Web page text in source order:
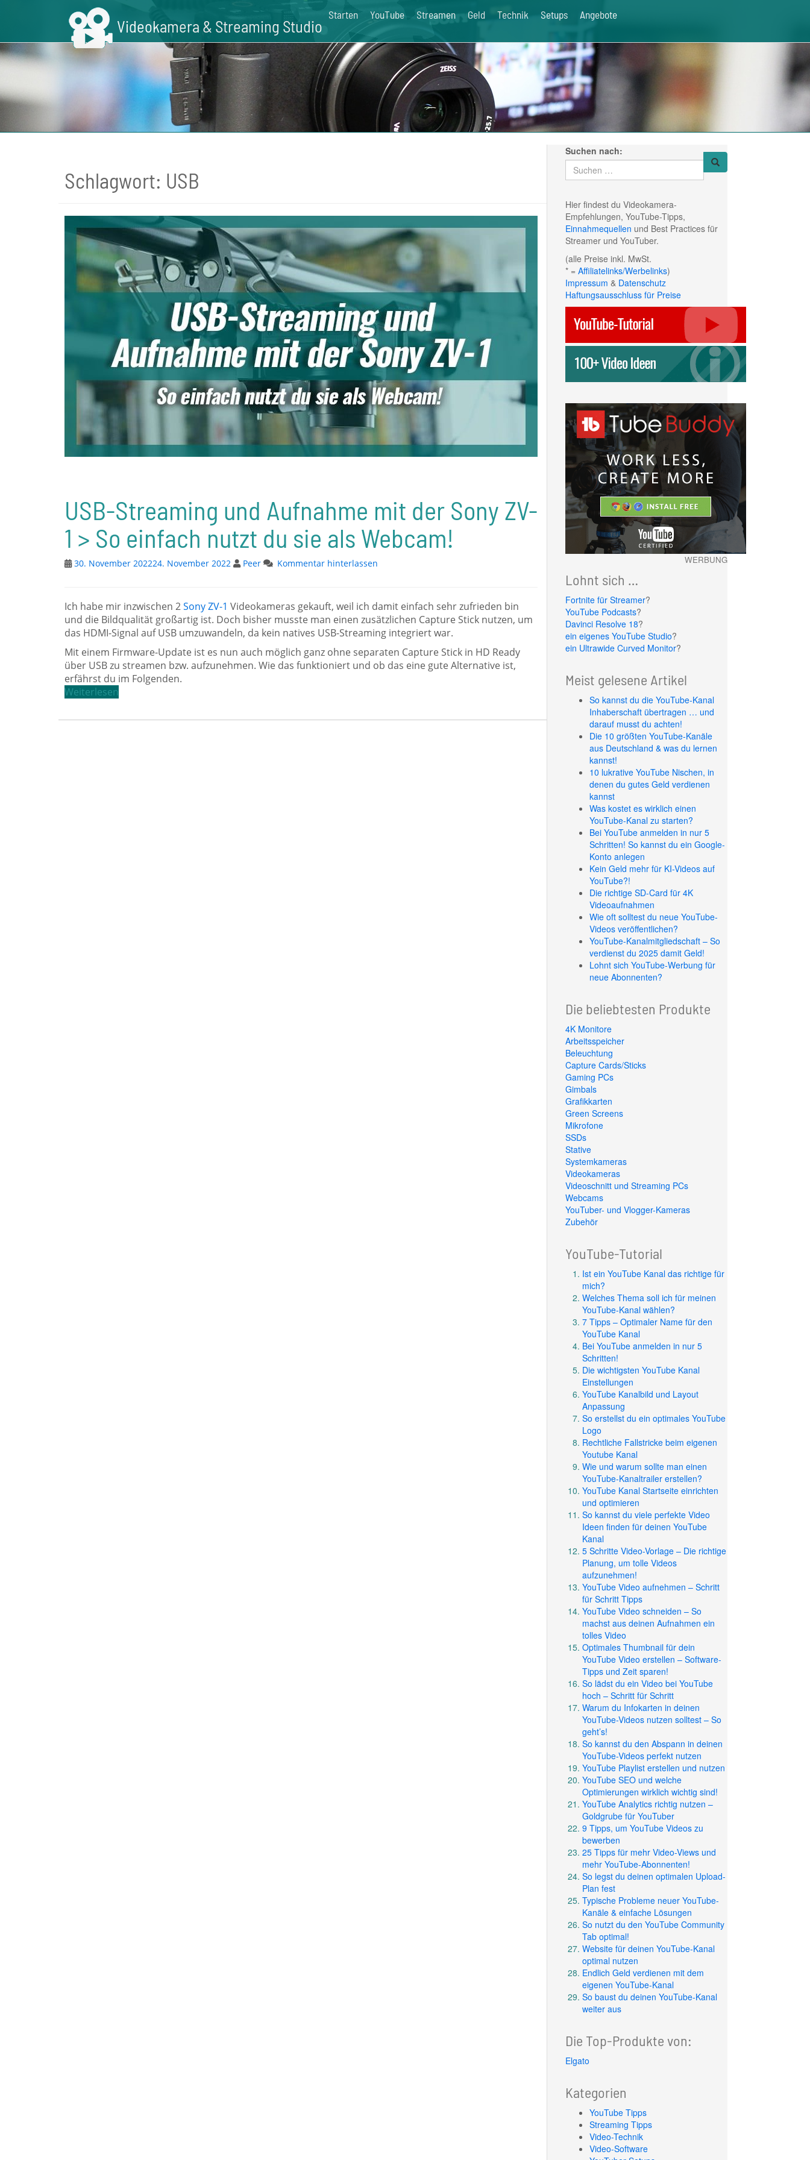
content
Videokamera & Streaming Studio
Starten YouTube Streamen Geld Technik Setups Angebote
Schlagwort: USB
USB-Streaming und Aufnahme mit der Sony ZV-
1 > So einfach nutzt du sie als Webcam!
30. November 202224. November 2022 Peer Kommentar hinterlassen
Ich habe mir inzwischen 2Sony ZV-1 Videokameras gekauft, weil ich damit einfach sehr zufrieden bin
und die Bildqualität großartig ist. Doch bisher musste man einen zusätzlichen Capture Stick nutzen, um
das HDMI-Signal auf USB umzuwandeln, da kein natives USB-Streaming integriert war.
Mit einem Firmware-Update ist es nun auch möglich ganz ohne separaten Capture Stick in HD Ready
über USB zu streamen bzw. aufzunehmen. Wie das funktioniert und ob das eine gute Alternative ist,
erfährst du im Folgenden.
Weiterlesen
Suchen nach:
Hier findest du Videokamera-
Empfehlungen, YouTube-Tipps,
Einnahmequellen und Best Practices für
Streamer und YouTuber.
(alle Preise inkl. MwSt.
* = Affiliatelinks/Werbelinks)
Impressum & Datenschutz
Haftungsausschluss für Preise
WERBUNG
Lohnt sich …
Fortnite für Streamer?
YouTube Podcasts?
Davinci Resolve 18?
ein eigenes YouTube Studio?
ein Ultrawide Curved Monitor?
Meist gelesene Artikel
So kannst du die YouTube-Kanal
Inhaberschaft übertragen … und
darauf musst du achten!
Die 10 größten YouTube-Kanäle
aus Deutschland & was du lernen
kannst!
10 lukrative YouTube Nischen, in
denen du gutes Geld verdienen
kannst
Was kostet es wirklich einen
YouTube-Kanal zu starten?
Bei YouTube anmelden in nur 5
Schritten! So kannst du ein Google-
Konto anlegen
Kein Geld mehr für KI-Videos auf
YouTube?!
Die richtige SD-Card für 4K
Videoaufnahmen
Wie oft solltest du neue YouTube-
Videos veröffentlichen?
YouTube-Kanalmitgliedschaft – So
verdienst du 2025 damit Geld!
Lohnt sich YouTube-Werbung für
neue Abonnenten?
Die beliebtesten Produkte
4K Monitore
Arbeitsspeicher
Beleuchtung
Capture Cards/Sticks
Gaming PCs
Gimbals
Grafikkarten
Green Screens
Mikrofone
SSDs
Stative
Systemkameras
Videokameras
Videoschnitt und Streaming PCs
Webcams
YouTuber- und Vlogger-Kameras
Zubehör
YouTube-Tutorial
Ist ein YouTube Kanal das richtige für
mich?
Welches Thema soll ich für meinen
YouTube-Kanal wählen?
7 Tipps – Optimaler Name für den
YouTube Kanal
Bei YouTube anmelden in nur 5
Schritten!
Die wichtigsten YouTube Kanal
Einstellungen
YouTube Kanalbild und Layout
Anpassung
So erstellst du ein optimales YouTube
Logo
Rechtliche Fallstricke beim eigenen
Youtube Kanal
Wie und warum sollte man einen
YouTube-Kanaltrailer erstellen?
YouTube Kanal Startseite einrichten
und optimieren
So kannst du viele perfekte Video
Ideen finden für deinen YouTube
Kanal
5 Schritte Video-Vorlage – Die richtige
Planung, um tolle Videos
aufzunehmen!
YouTube Video aufnehmen – Schritt
für Schritt Tipps
YouTube Video schneiden – So
machst aus deinen Aufnahmen ein
tolles Video
Optimales Thumbnail für dein
YouTube Video erstellen – Software-
Tipps und Zeit sparen!
So lädst du ein Video bei YouTube
hoch – Schritt für Schritt
Warum du Infokarten in deinen
YouTube-Videos nutzen solltest – So
geht’s!
So kannst du den Abspann in deinen
YouTube-Videos perfekt nutzen
YouTube Playlist erstellen und nutzen
YouTube SEO und welche
Optimierungen wirklich wichtig sind!
YouTube Analytics richtig nutzen –
Goldgrube für YouTuber
9 Tipps, um YouTube Videos zu
bewerben
25 Tipps für mehr Video-Views und
mehr YouTube-Abonnenten!
So legst du deinen optimalen Upload-
Plan fest
Typische Probleme neuer YouTube-
Kanäle & einfache Lösungen
So nutzt du den YouTube Community
Tab optimal!
Website für deinen YouTube-Kanal
optimal nutzen
Endlich Geld verdienen mit dem
eigenen YouTube-Kanal
So baust du deinen YouTube-Kanal
weiter aus
Die Top-Produkte von:
Elgato
Kategorien
YouTube Tipps
Streaming Tipps
Video-Technik
Video-Software